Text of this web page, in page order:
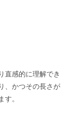
直感的に理解でき
、かつその長さが
。